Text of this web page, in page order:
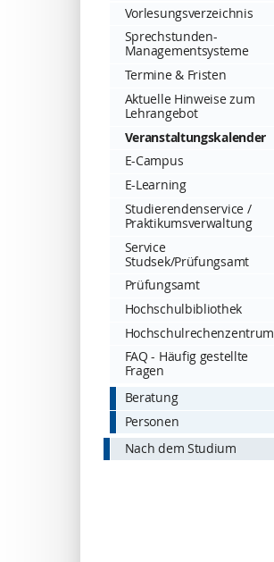
Vorlesungsverzeichnis
Sprechstunden-
Managementsysteme
Termine & Fristen
Aktuelle Hinweise zum
Lehrangebot
Veranstaltungskalender
E-Campus
E-Learning
Studierendenservice /
Praktikumsverwaltung
Service
Studsek/Prüfungsamt
Prüfungsamt
Hochschulbibliothek
Hochschulrechenzentrum
FAQ - Häufig gestellte
Fragen
Beratung
Personen
Nach dem Studium